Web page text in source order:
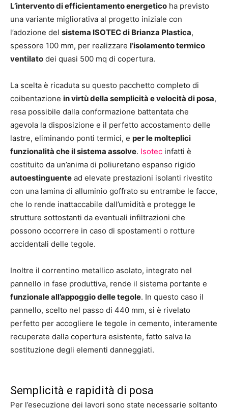
L’intervento di efficientamento energetico ha previsto
una variante migliorativa al progetto iniziale con
l’adozione del sistema ISOTEC di Brianza Plastica,
spessore 100 mm, per realizzare l’isolamento termico
ventilato dei quasi 500 mq di copertura.
La scelta è ricaduta su questo pacchetto completo di
coibentazione in virtù della semplicità e velocità di posa,
resa possibile dalla conformazione battentata che
agevola la disposizione e il perfetto accostamento delle
lastre, eliminando ponti termici, e per le molteplici
funzionalità che il sistema assolve. Isotec infatti è
costituito da un’anima di poliuretano espanso rigido
autoestinguente ad elevate prestazioni isolanti rivestito
con una lamina di alluminio goffrato su entrambe le facce,
che lo rende inattaccabile dall’umidità e protegge le
strutture sottostanti da eventuali infiltrazioni che
possono occorrere in caso di spostamenti o rotture
accidentali delle tegole.
Inoltre il correntino metallico asolato, integrato nel
pannello in fase produttiva, rende il sistema portante e
funzionale all’appoggio delle tegole. In questo caso il
pannello, scelto nel passo di 440 mm, si è rivelato
perfetto per accogliere le tegole in cemento, interamente
recuperate dalla copertura esistente, fatto salva la
sostituzione degli elementi danneggiati.
Semplicità e rapidità di posa
Per l’esecuzione dei lavori sono state necessarie soltanto